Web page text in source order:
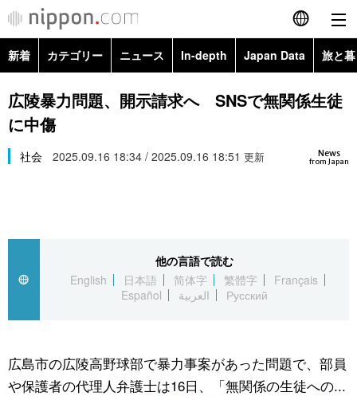
English
简体字
Русский
カテゴリー
経済・ビジネス
国際
文化
トップ
アーカイブ
In-depth
Japan Data
動画/Live
新着 カテゴリー ニュース In-depth Japan Data 旅と
政治・外交
経済・ビジネス
スポーツ・東京2020
Topics
広陵暴力問題、開示請求へ SNSで無関係生徒
に中傷
News
from Japan
社会 2025.09.16 18:34 / 2025.09.16 18:51 更新
他の言語で読む
English
日本語 简体字 繁體字
Français
Español
العربية Русский
広島市の広陵高野球部で暴力事案があった問題で、部員
や保護者の代理人弁護士は16日、「無関係の生徒への...